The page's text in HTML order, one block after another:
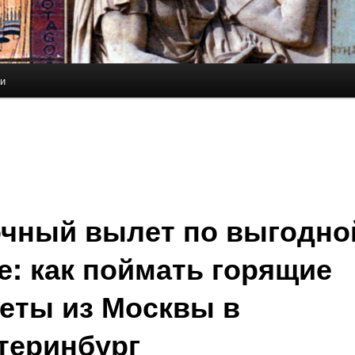
вылет по
как поймать горящие
из Москвы в